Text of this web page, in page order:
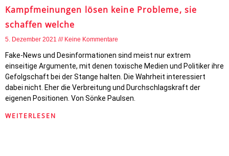
Kampfmeinungen lösen keine Probleme, sie
schaffen welche
5. Dezember 2021 Keine Kommentare
Fake-News und Desinformationen sind meist nur extrem
einseitige Argumente, mit denen toxische Medien und Politiker ihre
Gefolgschaft bei der Stange halten. Die Wahrheit interessiert
dabei nicht. Eher die Verbreitung und Durchschlagskraft der
eigenen Positionen. Von Sönke Paulsen.
WEITERLESEN